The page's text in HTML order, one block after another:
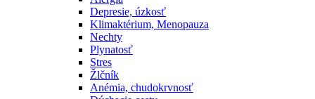
Depresie, úzkosť
Klimaktérium, Menopauza
Nechty
Plynatosť
Stres
Žlčník
Anémia, chudokrvnosť